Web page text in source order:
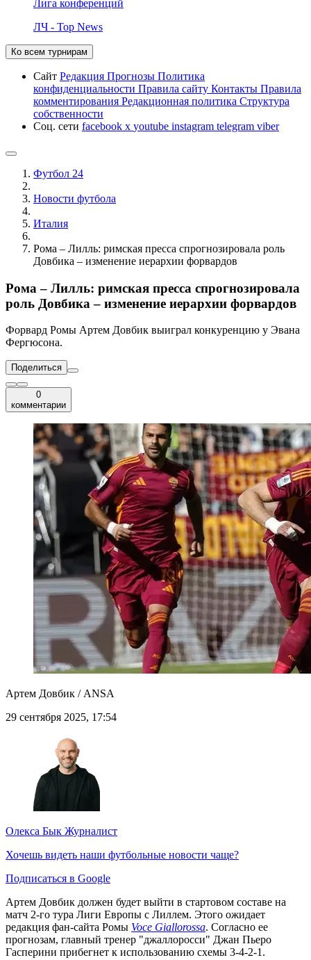
Лига конференций
ЛЧ - Top News
Ко всем турнирам
Сайт Редакция Прогнозы Политика
конфиденциальности Правила сайту Контакты Правила
комментирования Редакционная политика Структура
собственности
Соц. сети facebook x youtube instagram telegram viber
Футбол 24
Новости футбола
Италия
Рома – Лилль: римская пресса спрогнозировала роль
Довбика – изменение иерархии форвардов
Рома – Лилль: римская пресса спрогнозировала
роль Довбика – изменение иерархии форвардов
Форвард Ромы Артем Довбик выиграл конкуренцию у Эвана
Фергюсона.
Поделиться
0
комментарии
Артем Довбик / ANSA
29 сентября 2025, 17:54
Олекса Бык Журналист
Хочешь видеть наши футбольные новости чаще?
Подписаться в Google
Артем Довбик должен будет выйти в стартовом составе на
матч 2-го тура Лиги Европы с Лиллем. Этого ожидает
редакция фан-сайта Ромы Voce Giallorossa. Согласно ее
прогнозам, главный тренер "джаллоросси" Джан Пьеро
Гасперини прибегнет к использованию схемы 3-4-2-1.